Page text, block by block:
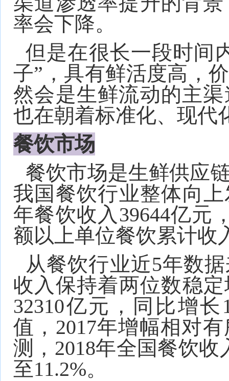
率会下降。
但是在很长一段时间
子”，具有鲜活度高，
然会是生鲜流动的主
也在朝着标准化、现代
餐饮市场
餐饮市场是生鲜供应
我国餐饮行业整体向
年餐饮收入39644亿元
额以上单位餐饮累计收
从餐饮行业近5年数
收入保持着两位数稳
32310亿元，同比增
值，2017年增幅相对
测，2018年全国餐饮收
至11.2%。